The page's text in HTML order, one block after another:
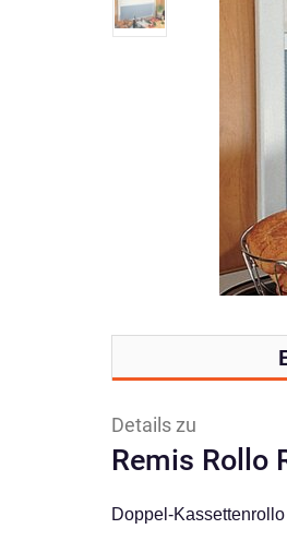
Details zu
Remis Rollo
Doppel-